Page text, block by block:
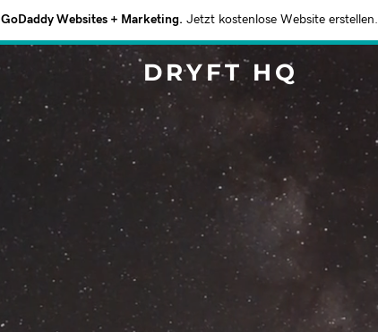
GoDaddy Websites + Marketing. Jetzt kostenlose Website erstellen.
DRYFT HQ